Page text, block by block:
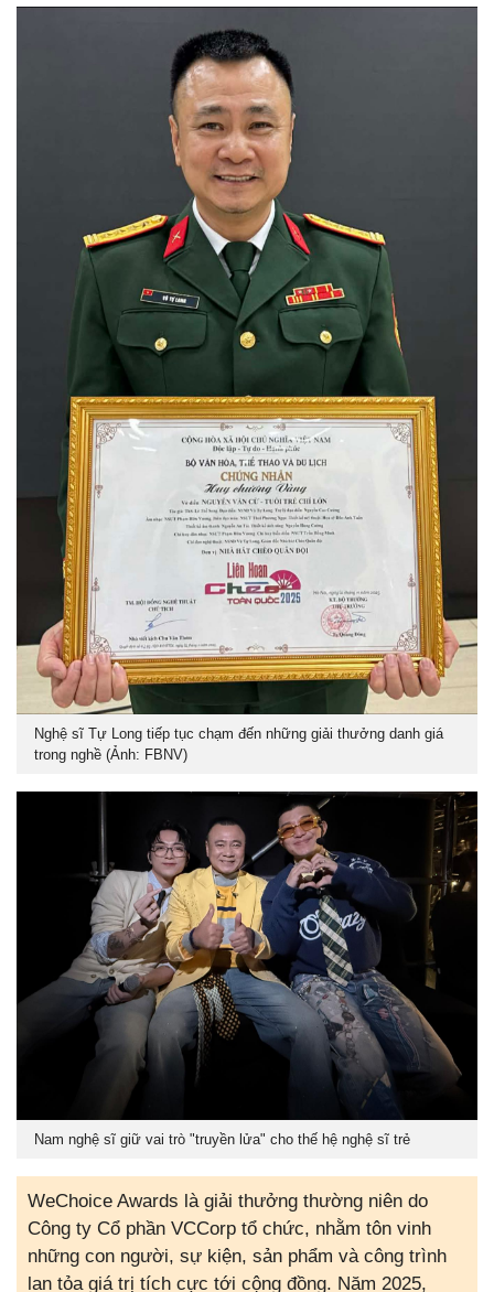
Nghệ sĩ Tự Long tiếp tục chạm đến những giải thưởng danh giá
trong nghề (Ảnh: FBNV)
Nam nghệ sĩ giữ vai trò "truyền lửa" cho thế hệ nghệ sĩ trẻ
WeChoice Awards là giải thưởng thường niên do
Công ty Cổ phần VCCorp tổ chức, nhằm tôn vinh
những con người, sự kiện, sản phẩm và công trình
lan tỏa giá trị tích cực tới cộng đồng. Năm 2025,